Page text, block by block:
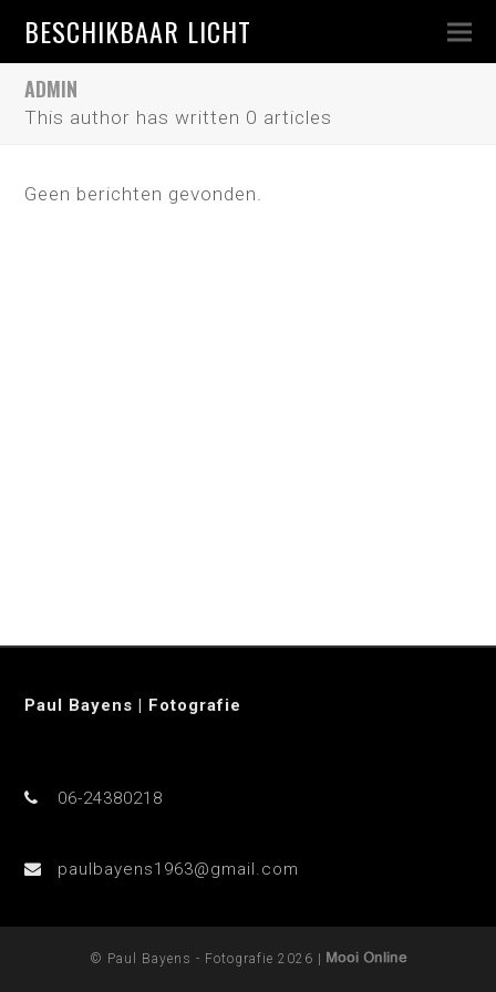
BESCHIKBAAR LICHT
ADMIN
This author has written 0 articles
Geen berichten gevonden.
Paul Bayens | Fotografie
06-24380218
paulbayens1963@gmail.com
© Paul Bayens - Fotografie 2026 |